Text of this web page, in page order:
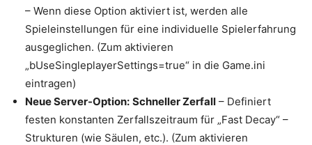
– Wenn diese Option aktiviert ist, werden alle
Spieleinstellungen für eine individuelle Spielerfahrung
ausgeglichen. (Zum aktivieren
„bUseSingleplayerSettings=true“ in die Game.ini
eintragen)
Neue Server-Option: Schneller Zerfall – Definiert
festen konstanten Zerfallszeitraum für „Fast Decay“ –
Strukturen (wie Säulen, etc.). (Zum aktivieren